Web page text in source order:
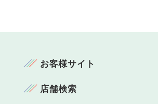
お客様サイト
店舗検索